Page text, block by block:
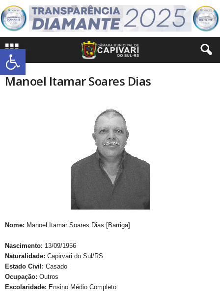
Manoel Itamar Soares Dias
Nome: Manoel Itamar Soares Dias [Barriga]
Nascimento: 13/09/1956
Naturalidade: Capirvari do Sul/RS
Estado Civil: Casado
Ocupação: Outros
Escolaridade: Ensino Médio Completo
Abrir a barra de ferramentas